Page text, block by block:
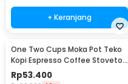
+ Keranjang
One Two Cups Moka Pot Teko
Kopi Espresso Coffee Stovetop
2 Cup 100ml - Z20
Rp53.400